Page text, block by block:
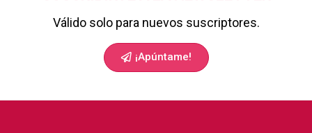
Válido solo para nuevos suscriptores.
¡Apúntame!